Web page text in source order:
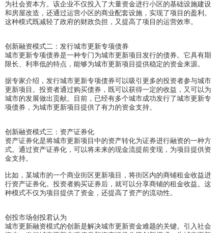
为社会资本方。该企业不仅投入了大量资金进行小区的基础设施建设
和房屋改造，还通过运营小区的商业配套设施，实现了项目的盈利。
这种模式既减轻了政府的财政负担，又提高了项目的运营效率。
创新融资模式二：发行城市更新专项债券
城市更新专项债券是一种专门为城市更新项目发行的债券。它具有期
限长、利率低的特点，能够为城市更新项目提供稳定的资金来源。
据专家介绍，发行城市更新专项债券可以吸引更多的投资者参与城市
更新项目。投资者通过购买债券，既可以获得一定的收益，又可以为
城市的发展做出贡献。目前，已经有多个城市成功发行了城市更新专
项债券，为城市更新项目提供了有力的资金支持。
创新融资模式三：资产证券化
资产证券化是将城市更新项目中的资产转化为证券进行融资的一种方
式。通过资产证券化，可以将未来的现金流提前变现，为项目提供资
金支持。
比如，某城市的一个商业街区更新项目，将街区内的商铺租金收益进
行资产证券化。投资者购买证券后，就可以分享商铺的租金收益。这
种模式不仅为项目提供了资金，还提高了资产的流动性。
创投市场创投君认为
城市更新融资模式的创新是解决城市更新资金难题的关键。引入社会